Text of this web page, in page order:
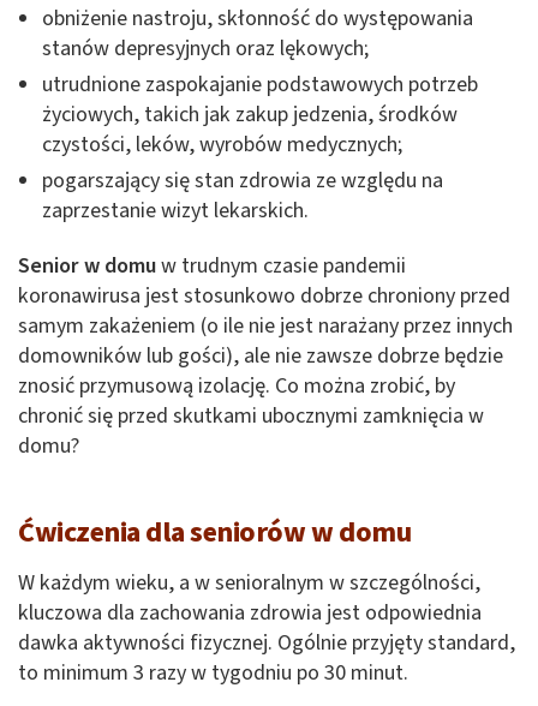
obniżenie nastroju, skłonność do występowania
stanów depresyjnych oraz lękowych;
utrudnione zaspokajanie podstawowych potrzeb
życiowych, takich jak zakup jedzenia, środków
czystości, leków, wyrobów medycznych;
pogarszający się stan zdrowia ze względu na
zaprzestanie wizyt lekarskich.
Senior w domuw trudnym czasie pandemii
koronawirusa jest stosunkowo dobrze chroniony przed
samym zakażeniem (o ile nie jest narażany przez innych
domowników lub gości), ale nie zawsze dobrze będzie
znosić przymusową izolację. Co można zrobić, by
chronić się przed skutkami ubocznymi zamknięcia w
domu?
Ćwiczenia dla seniorów w domu
W każdym wieku, a w senioralnym w szczególności,
kluczowa dla zachowania zdrowia jest odpowiednia
dawka aktywności fizycznej. Ogólnie przyjęty standard,
to minimum 3 razy w tygodniu po 30 minut.